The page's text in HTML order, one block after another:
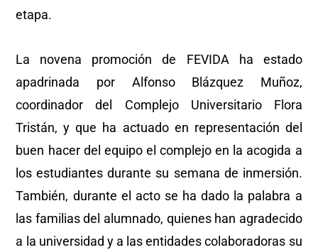
etapa.
La novena promoción de FEVIDA ha estado
apadrinada por Alfonso Blázquez Muñoz,
coordinador del Complejo Universitario Flora
Tristán, y que ha actuado en representación del
buen hacer del equipo el complejo en la acogida a
los estudiantes durante su semana de inmersión.
También, durante el acto se ha dado la palabra a
las familias del alumnado, quienes han agradecido
a la universidad y a las entidades colaboradoras su